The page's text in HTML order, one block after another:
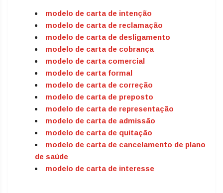
modelo de carta de intenção
modelo de carta de reclamação
modelo de carta de desligamento
modelo de carta de cobrança
modelo de carta comercial
modelo de carta formal
modelo de carta de correção
modelo de carta de preposto
modelo de carta de representação
modelo de carta de admissão
modelo de carta de quitação
modelo de carta de cancelamento de plano
de saúde
modelo de carta de interesse